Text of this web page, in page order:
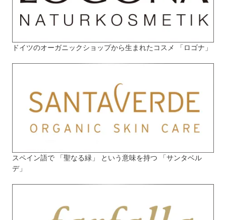
ドイツのオーガニックショップから生まれたコスメ 「ロゴナ」
スペイン語で 「聖なる緑」 という意味を持つ 「サンタベル
デ」